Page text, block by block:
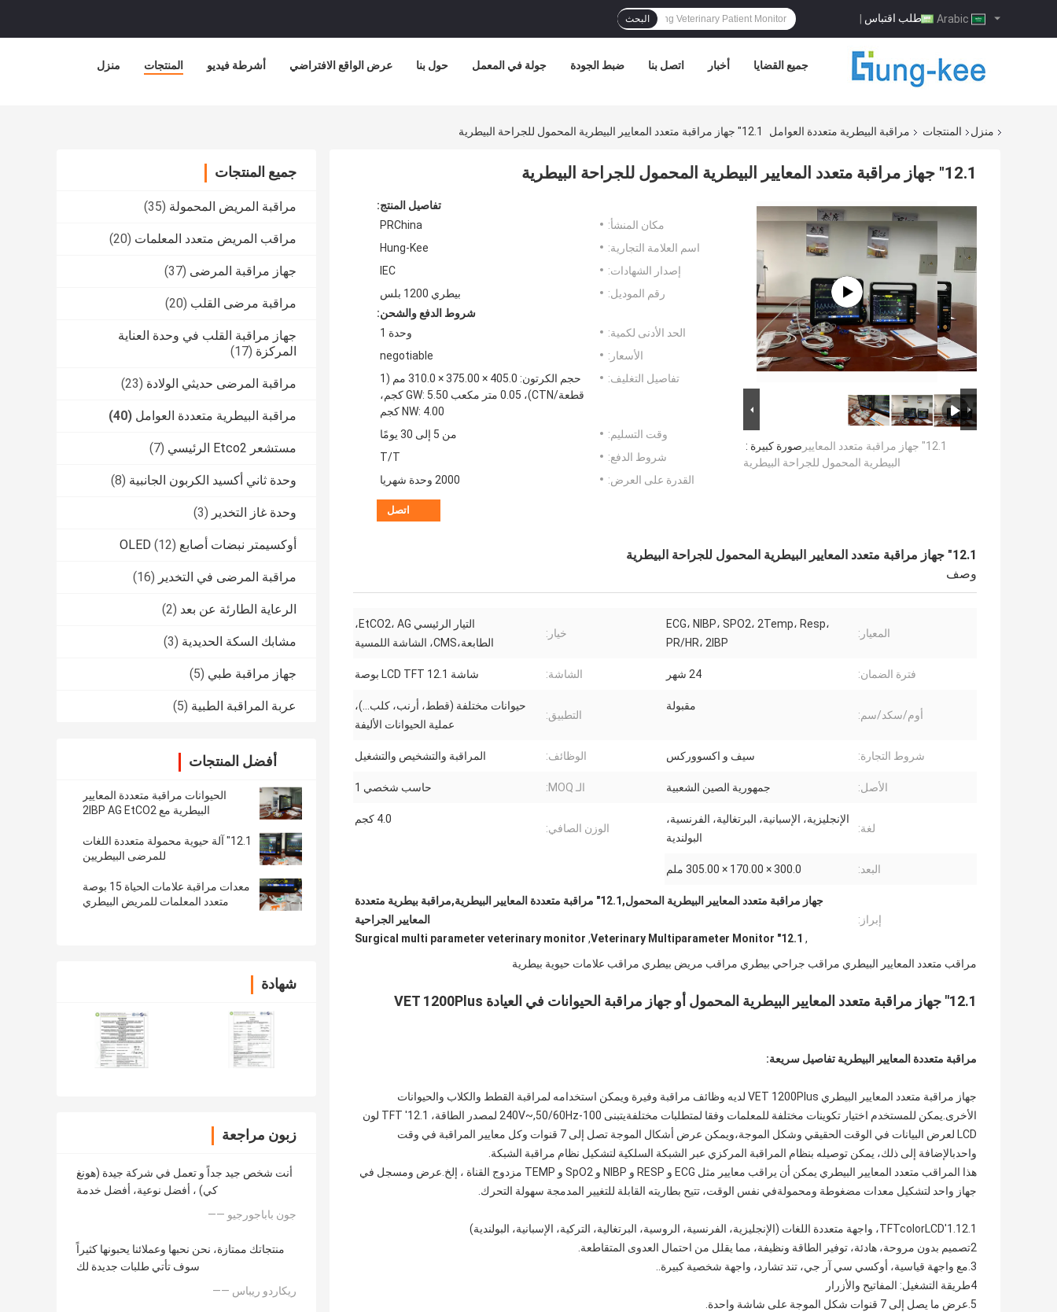
طلب اقتباس | البحث
منزل المنتجات أشرطة فيديو عرض الواقع الافتراضي حول بنا جولة في المعمل ضبط الجودة اتصل بنا أخبار جميع القضايا
منزل المنتجات مراقبة البيطرية متعددة العوامل 12.1" جهاز مراقبة متعدد المعايير البيطرية المحمول للجراحة البيطرية
جميع المنتجات
مراقبة المريض المحمولة (35)
مراقب المريض متعدد المعلمات (20)
جهاز مراقبة المرضى (37)
مراقبة مرضى القلب (20)
جهاز مراقبة القلب في وحدة العناية
المركزة (17)
مراقبة المرضى حديثي الولادة (23)
مراقبة البيطرية متعددة العوامل (40)
مستشعر Etco2 الرئيسي (7)
وحدة ثاني أكسيد الكربون الجانبية (8)
وحدة غاز التخدير (3)
أوكسيمتر نبضات أصابع OLED (12)
مراقبة المرضى في التخدير (16)
الرعاية الطارئة عن بعد (2)
مشابك السكة الحديدية (3)
جهاز مراقبة طبي (5)
عربة المراقبة الطبية (5)
أفضل المنتجات
الحيوانات مراقبة متعددة المعايير
البيطرية مع 2IBP AG EtCO2
12.1" آلة حيوية محمولة متعددة اللغات
للمرضى البيطريين
معدات مراقبة علامات الحياة 15 بوصة
متعدد المعلمات للمريض البيطري
شهادة
زبون مراجعة
أنت شخص جيد جداً و تعمل في شركة جيدة (هونغ
كي) ، أفضل نوعية، أفضل خدمة
—— جون باباجورجيو
منتجاتك ممتازة، نحن نحبها وعملائنا يحبونها كثيراً
سوف تأتي طلبات جديدة لك
—— ريكاردو ريباس
12.1" جهاز مراقبة متعدد المعايير البيطرية المحمول للجراحة البيطرية
صورة كبيرة : 12.1" جهاز مراقبة متعدد المعايير
البيطرية المحمول للجراحة البيطرية
تفاصيل المنتج:
مكان المنشأ:
PRChina
اسم العلامة التجارية:
Hung-Kee
إصدار الشهادات:
IEC
رقم الموديل:
بيطري 1200 بلس
شروط الدفع والشحن:
الحد الأدنى لكمية:
وحدة 1
الأسعار:
negotiable
تفاصيل التغليف:
حجم الكرتون: 405.0 × 375.00 × 310.0 مم (1
قطعة/CTN)، 0.05 متر مكعب GW: 5.50 كجم،
NW: 4.00 كجم
وقت التسليم:
من 5 إلى 30 يومًا
شروط الدفع:
T/T
القدرة على العرض:
2000 وحدة شهريا
اتصل
12.1" جهاز مراقبة متعدد المعايير البيطرية المحمول للجراحة البيطرية
وصف
المعيار:
ECG، NIBP، SPO2، 2Temp، Resp،
PR/HR، 2IBP
خيار:
التيار الرئيسي EtCO2، AG،
الطابعة،CMS، الشاشة اللمسية
فترة الضمان: 24 شهر الشاشة: شاشة LCD TFT 12.1 بوصة
أوم/سكد/سم:
مقبولة
التطبيق:
حيوانات مختلفة (قطط، أرنب، كلب...)،
عملية الحيوانات الأليفة
شروط التجارة: سيف و اكسووركس الوظائف: المراقبة والتشخيص والتشغيل
الأصل: جمهورية الصين الشعبية الـ MOQ: حاسب شخصي 1
لغة:
الإنجليزية، الإسبانية، البرتغالية، الفرنسية،
البولندية
الوزن الصافي:
4.0 كجم
البعد: 300.0 × 170.00 × 305.00 ملم
إبراز:
جهاز مراقبة متعدد المعايير البيطرية المحمول,12.1" مراقبة متعددة المعايير البيطرية,مراقبة بيطرية متعددة
المعايير الجراحية
,
12.1" Veterinary Multiparameter Monitor
,
Surgical multi parameter veterinary monitor
مراقب متعدد المعايير البيطري مراقب جراحي بيطري مراقب مريض بيطري مراقب علامات حيوية بيطرية
12.1" جهاز مراقبة متعدد المعايير البيطرية المحمول أو جهاز مراقبة الحيوانات في العيادة VET 1200Plus
مراقبة متعددة المعايير البيطرية تفاصيل سريعة:
جهاز مراقبة متعدد المعايير البيطري VET 1200Plus لديه وظائف مراقبة وفيرة ويمكن استخدامه لمراقبة القطط والكلاب والحيوانات
الأخرى.يمكن للمستخدم اختيار تكوينات مختلفة للمعلمات وفقا لمتطلبات مختلفةيتبنى 100-240V~,50/60Hz لمصدر الطاقة، 12.1' TFT لون
LCD لعرض البيانات في الوقت الحقيقي وشكل الموجة،ويمكن عرض أشكال الموجة تصل إلى 7 قنوات وكل معايير المراقبة في وقت
واحدبالإضافة إلى ذلك، يمكن توصيله بنظام المراقبة المركزي عبر الشبكة السلكية لتشكيل نظام مراقبة الشبكة.
هذا المراقب متعدد المعايير البيطري يمكن أن يراقب معايير مثل ECG و RESP و NIBP و SpO2 و TEMP مزدوج القناة ، إلخ.عرض ومسجل في
جهاز واحد لتشكيل معدات مضغوطة ومحمولةفي نفس الوقت، تتيح بطاريته القابلة للتغيير المدمجة سهولة التحرك.
1.12.1'TFTcolorLCD، واجهة متعددة اللغات (الإنجليزية، الفرنسية، الروسية، البرتغالية، التركية، الإسبانية، البولندية)
2تصميم بدون مروحة، هادئة، توفير الطاقة ونظيفة، مما يقلل من احتمال العدوى المتقاطعة.
3.مع واجهة قياسية، أوكسي سي آر جي، تند تشارد، واجهة شخصية كبيرة..
4طريقة التشغيل: المفاتيح والأزرار
5.عرض ما يصل إلى 7 قنوات شكل الموجة على شاشة واحدة.